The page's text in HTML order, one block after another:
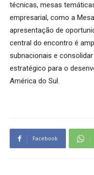
técnicas, mesas
empresarial, como a
apresentação de
central do encontro é
subnacionais e
estratégico para o
América do Sul.
Facebook